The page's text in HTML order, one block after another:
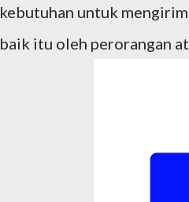
kebutuhan untuk
baik itu oleh perorangan